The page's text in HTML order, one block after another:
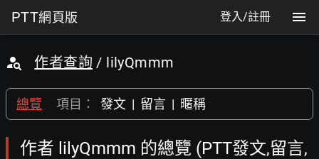
PTT網頁版 登入/註冊
作者查詢 / lilyQmmm
總覽 項目： 發文 | 留言 | 暱稱
作者 lilyQmmm 的總覽 (PTT發文,留言,